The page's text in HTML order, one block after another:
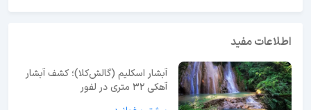
اطلاعات مفید
آبشار اسکلیم (گالش‌کلا)؛ کشف آبشار
آهکی ۳۲ متری در لفور